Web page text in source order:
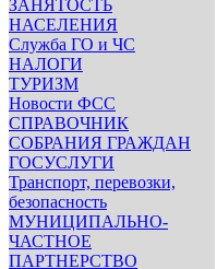
ЗАНЯТОСТЬ
НАСЕЛЕНИЯ
Служба ГО и ЧС
НАЛОГИ
ТУРИЗМ
Новости ФСС
СПРАВОЧНИК
СОБРАНИЯ ГРАЖДАН
ГОСУСЛУГИ
Транспорт, перевозки,
безопасность
МУНИЦИПАЛЬНО-
ЧАСТНОЕ
ПАРТНЕРСТВО